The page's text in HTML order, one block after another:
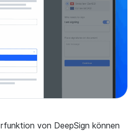
von DeepSign können